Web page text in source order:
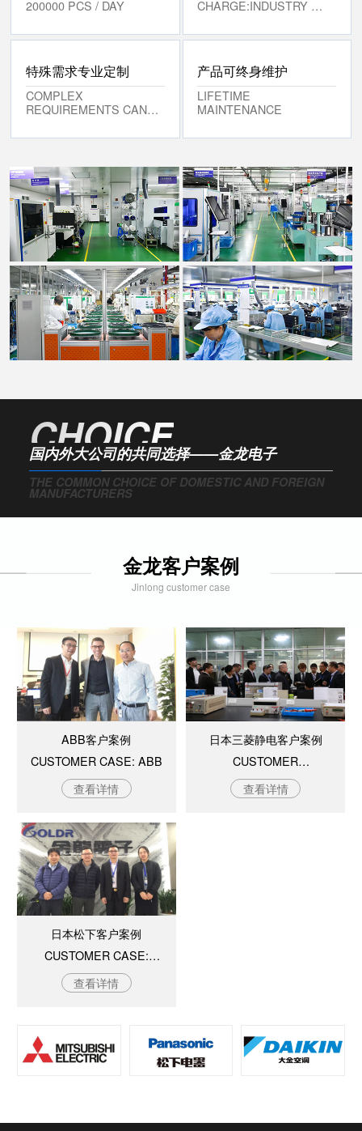
200000 PCS / DAY
CHARGE:INDUSTRY
特殊需求专业定制
COMPLEX
REQUIREMENTS CAN
CUSTOMIZED ONE TO
产品可终身维护
LIFETIME
MAINTENANCE
CHOICE
国内外大公司的共同选择——金龙电子
THE COMMON CHOICE OF DOMESTIC AND FOREIGN
MANUFACTURERS
金龙客户案例
Jinlong customer case
ABB客户案例
CUSTOMER CASE: ABB
查看详情
日本三菱静电客户案例
CUSTOMER
CASE:MITSUBISHI, JAPAN
查看详情
日本松下客户案例
CUSTOMER CASE:
PANASONIC, JAPAN
查看详情